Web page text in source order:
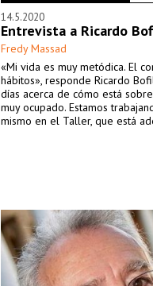
14.5.2020
Entrevista a Ricardo
Fredy Massad
«Mi vida es muy metódica. El
hábitos», responde Ricardo
días acerca de cómo está
muy ocupado. Estamos
mismo en el Taller, que está